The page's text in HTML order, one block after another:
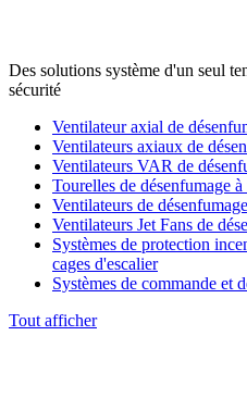
Des solutions système d'un seul
sécurité
Ventilateur axial de
Ventilateurs axiaux de
Ventilateurs VAR de
Tourelles de désenfumage
Ventilateurs de
Ventilateurs Jet Fans de
Systèmes de protection
cages d'escalier
Systèmes de commande et
Tout afficher